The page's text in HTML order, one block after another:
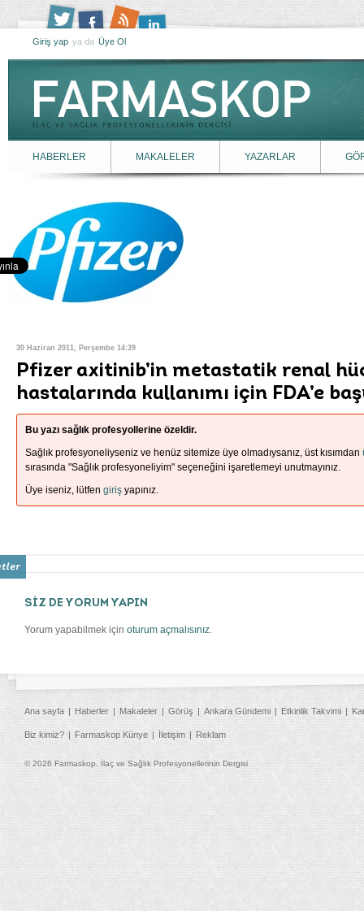
Giriş yap ya da Üye Ol
HABERLER MAKALELER YAZARLAR
30 Haziran 2011, Perşembe 14:39
Pfizer axitinib’in metastatik renal
hastalarında kullanımı için FDA’e
Bu yazı sağlık profesyollerine özeldir.
Sağlık profesyoneliyseniz ve henüz sitemize üye olmadıysanız, üst kısımdan
sırasında "Sağlık profesyoneliyim" seçeneğini işaretlemeyi unutmayınız.
Üye iseniz, lütfen giriş yapınız.
SİZ DE YORUM YAPIN
Yorum yapabilmek için oturum açmalısınız.
Ana sayfa Haberler Makaleler Görüş Ankara Gündemi Etkinlik Takvimi
Biz kimiz? Farmaskop Künye İletişim Reklam
© 2026 Farmaskop, İlaç ve Sağlık Profesyonellerinin Dergisi